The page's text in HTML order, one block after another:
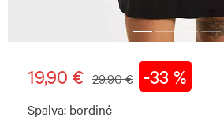
19,90 € 29,90 € -33 %
Spalva: bordinė